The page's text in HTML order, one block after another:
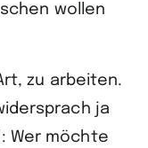
wollen
zu arbeiten.
ja
Wer möchte